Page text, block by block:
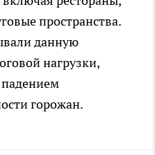
пространства.
данную
нагрузки,
горожан.